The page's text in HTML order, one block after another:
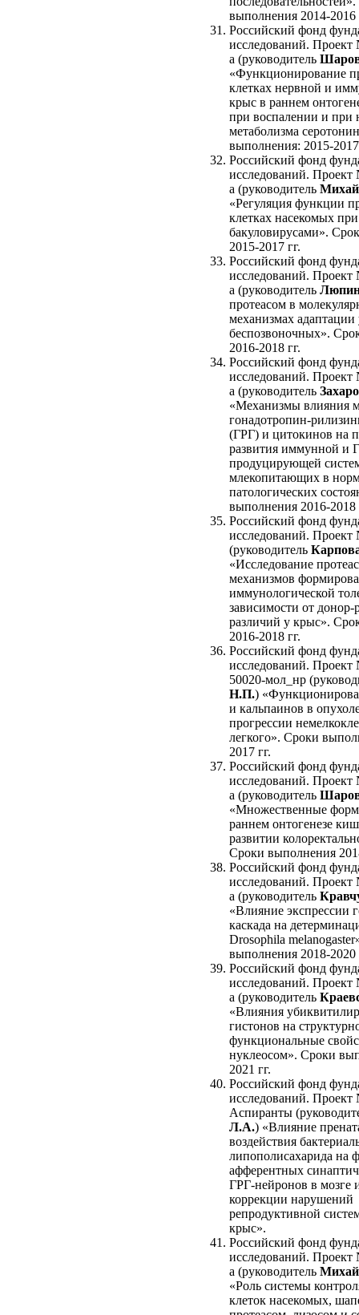
выполнения 2014-2016
Российский фонд
исследований.
а (руководитель
«Функционирование
клетках нервной и
крыс в раннем
при воспалении и при
метаболизма
выполнения: 2015-2017
Российский фонд
исследований.
а (руководитель
«Регуляция функции
клетках насекомых
бакуловирусами».
2015-2017 гг.
Российский фонд
исследований.
а (руководитель
протеасом в
механизмах
беспозвоночных».
2016-2018 гг.
Российский фонд
исследований.
а (руководитель
«Механизмы влияния
гонадотропин-
(ГРГ) и цитокинов на
развития иммунной и
продуцирующей
млекопитающих в
патологических
выполнения 2016-2018
Российский фонд
исследований.
(руководитель
«Исследование
механизмов
иммунологической
зависимости от
различий у крыс».
2016-2018 гг.
Российский фонд
исследований.
50020-мол_нр
Н.П.)
и кальпаинов в
прогрессии
легкого». Сроки
2017 гг.
Российский фонд
исследований.
а (руководитель
«Множественные
раннем онтогенезе
развитии
Сроки выполнения
Российский фонд
исследований.
а (руководитель
«Влияние экспрессии
каскада на
Drosophila
выполнения 2018-2020
Российский фонд
исследований.
а (руководитель
«Влияния
гистонов на
функциональные
нуклеосом». Сроки
2021 гг.
Российский фонд
исследований.
Аспиранты
Л.А.) «Влияние
воздействия
липополисахарида на
афферентных
ГРГ-нейронов в мозге
коррекции нарушений
репродуктивной
крыс».
Российский фонд
исследований.
а (руководитель
«Роль системы
клеток насекомых,